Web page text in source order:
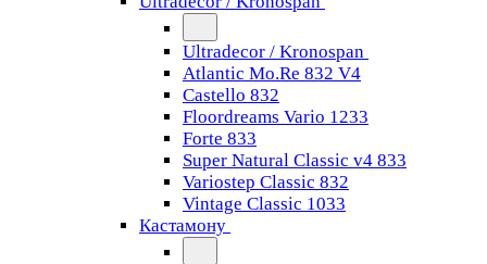
Ultradecor / Kronospan
Atlantic Mo.Re 832 V4
Castello 832
Floordreams Vario 1233
Forte 833
Super Natural Classic v4 833
Variostep Classic 832
Vintage Classic 1033
Кастамону